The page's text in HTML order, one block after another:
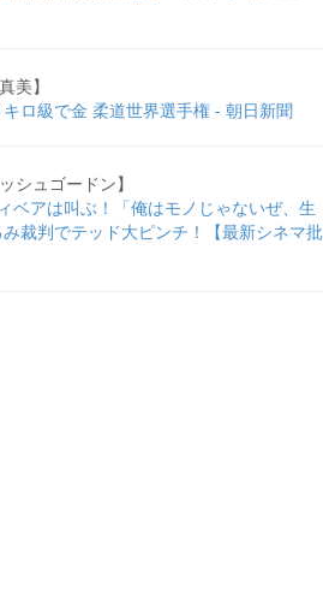
美】
ロ級で金 柔道世界選手権 - 朝日新聞
シュゴードン】
ベアは叫ぶ！「俺はモノじゃないぜ、生
裁判でテッド大ピンチ！【最新シネマ批